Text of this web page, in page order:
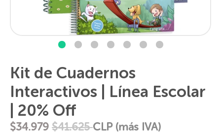
Kit de Cuadernos
Interactivos | Línea Escolar
| 20% Off
$34.979 Precio
$41.625 CLP (más IVA)